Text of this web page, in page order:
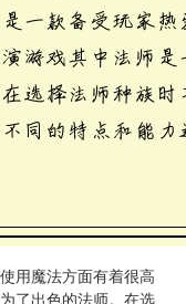
用魔法方面有着很高
了出色的法师。在选